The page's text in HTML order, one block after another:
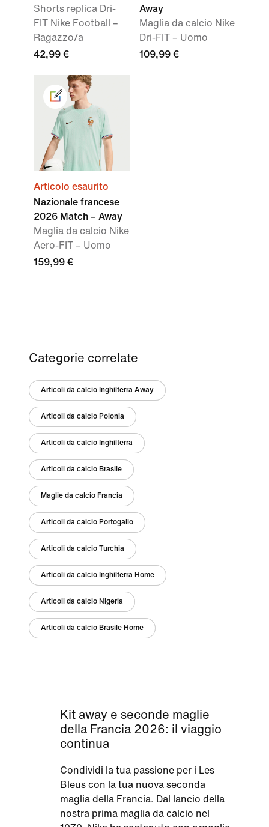
Shorts replica Dri-
FIT Nike Football –
Ragazzo/a
42,99 €
Away
Maglia da calcio Nike
Dri-FIT – Uomo
109,99 €
Articolo esaurito
Nazionale francese
2026 Match – Away
Maglia da calcio Nike
Aero-FIT – Uomo
159,99 €
Categorie correlate
Articoli da calcio Inghilterra Away
Articoli da calcio Polonia
Articoli da calcio Inghilterra
Articoli da calcio Brasile
Maglie da calcio Francia
Articoli da calcio Portogallo
Articoli da calcio Turchia
Articoli da calcio Inghilterra Home
Articoli da calcio Nigeria
Articoli da calcio Brasile Home
Kit away e seconde maglie
della Francia 2026: il viaggio
continua
Condividi la tua passione per i Les
Bleus con la tua nuova seconda
maglia della Francia. Dal lancio della
nostra prima maglia da calcio nel